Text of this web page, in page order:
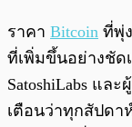
ราคา Bitcoin ที่พุ่
ที่เพิ่มขึ้นอย่างชัด
SatoshiLabs แล
เตือนว่าทุกสัปดา